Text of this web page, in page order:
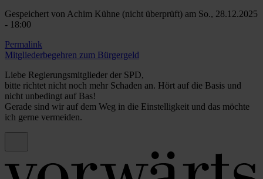
Gespeichert von Achim Kühne (nicht überprüft) am So., 28.12.2025
- 18:00
Permalink
Mitgliederbegehren zum Bürgergeld
Liebe Regierungsmitglieder der SPD,
bitte richtet nicht noch mehr Schaden an. Hört auf die Basis und
nicht unbedingt auf Bas!
Gerade sind wir auf dem Weg in die Einstelligkeit und das möchte
ich gerne vermeiden.